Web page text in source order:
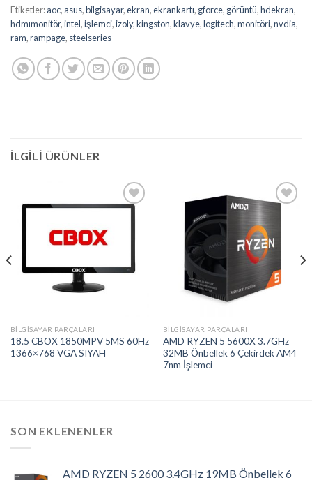
Etiketler:aoc, asus,bilgisayar,ekran,ekrankartı, gforce, görüntü,hdekran,
hdmımonitör,intel,işlemci,izoly,kingston,klavye,logitech,monitöri,nvdia,
ram,rampage, steelseries
İLGILI ÜRÜNLER
BILGISAYAR PARÇALARI
18.5 CBOX 1850MPV 5MS 60Hz
1366×768 VGA SIYAH
Add to
wishlist
BILGISAYAR PARÇALARI
AMD RYZEN 5 5600X 3.7GHz
32MB Önbellek 6 Çekirdek AM4
7nm İşlemci
SON EKLENENLER
AMD RYZEN 5 2600 3.4GHz 19MB Önbellek 6